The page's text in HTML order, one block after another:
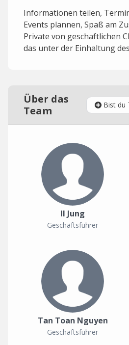
Informationen teilen,
Events plannen, Spaß am
Private von geschaftlichen
das unter der Einhaltung
Über das
Team
Bist du
Il Jung
Geschäftsführer
Tan Toan Nguyen
Geschäftsführer